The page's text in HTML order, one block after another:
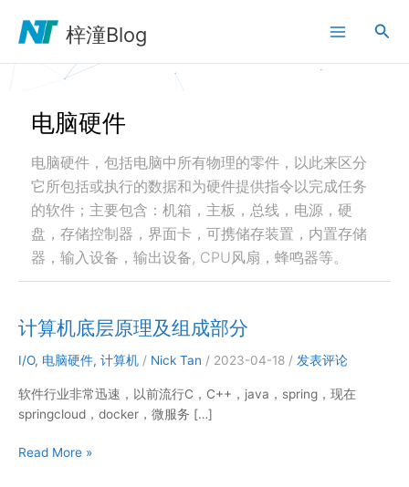
梓潼Blog
搜
电脑硬件
电脑硬件，包括电脑中所有物理的零件，以此来区分
它所包括或执行的数据和为硬件提供指令以完成任务
的软件；主要包含：机箱，主板，总线，电源，硬
盘，存储控制器，界面卡，可携储存装置，内置存储
器，输入设备，输出设备, CPU风扇，蜂鸣器等。
计算机底层原理及组成部分
I/O, 电脑硬件, 计算机 / Nick Tan / 2023-04-18 / 发表评论
软件行业非常迅速，以前流行C，C++，java，spring，现在
springcloud，docker，微服务 […]
计
Read More »